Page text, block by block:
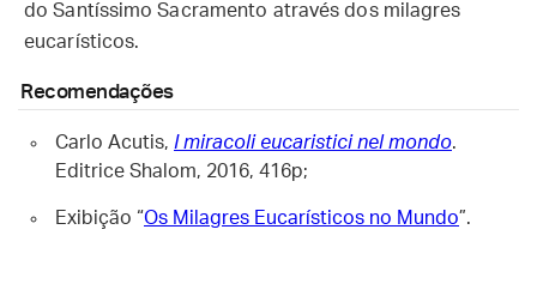
do Santíssimo Sacramento através dos milagres
eucarísticos.
Recomendações
Carlo Acutis, I miracoli eucaristici nel mondo.
Editrice Shalom, 2016, 416p;
Exibição “Os Milagres Eucarísticos no Mundo”.